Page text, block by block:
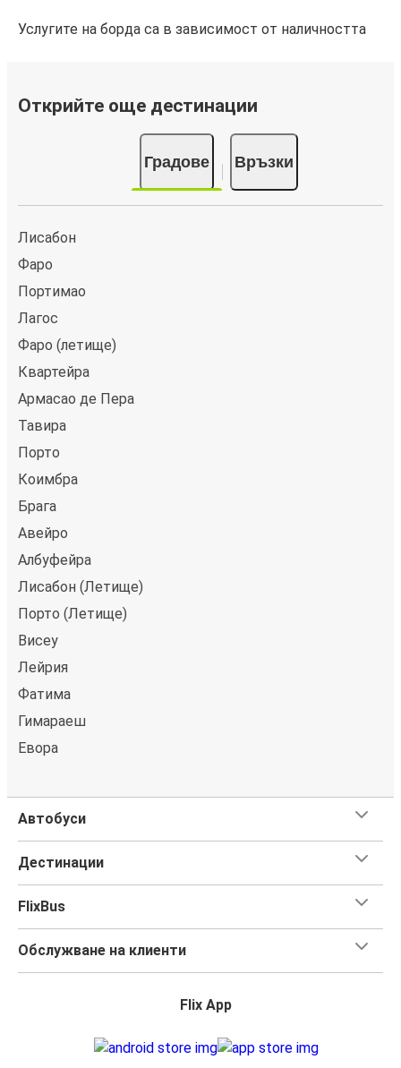
Услугите на борда са в зависимост от наличността
Открийте още дестинации
Градове Връзки
Лисабон
Фаро
Портимао
Лагос
Фаро (летище)
Квартейра
Армасао де Пера
Тавира
Порто
Коимбра
Брага
Авейро
Албуфейра
Лисабон (Летище)
Порто (Летище)
Висеу
Лейрия
Фатима
Гимараеш
Евора
Автобуси
Дестинации
FlixBus
Обслужване на клиенти
Flix App